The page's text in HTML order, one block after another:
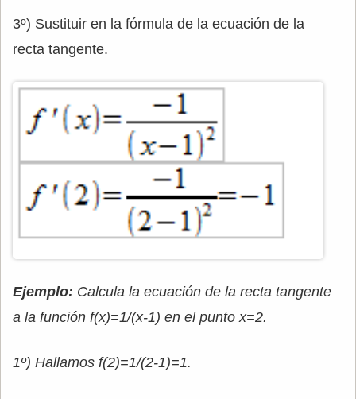
3º) Sustituir en la fórmula de la ecuación de la
recta tangente.
Ejemplo: Calcula la ecuación de la recta tangente
a la función f(x)=1/(x-1) en el punto x=2.
1º) Hallamos f(2)=1/(2-1)=1.